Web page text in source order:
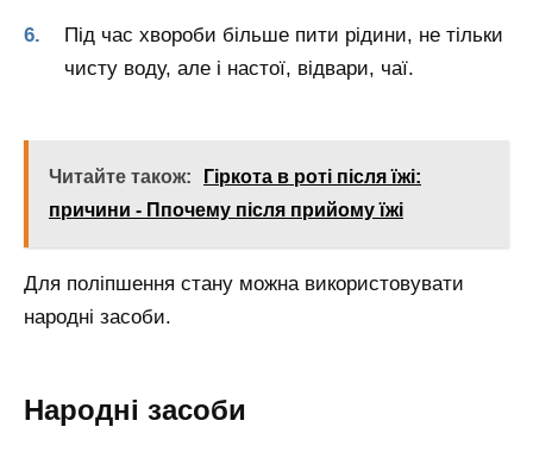
Під час хвороби більше пити рідини, не тільки
чисту воду, але і настої, відвари, чаї.
Читайте також:
Гіркота в роті після їжі:
причини - Ппочему після прийому їжі
Для поліпшення стану можна використовувати
народні засоби.
Народні засоби